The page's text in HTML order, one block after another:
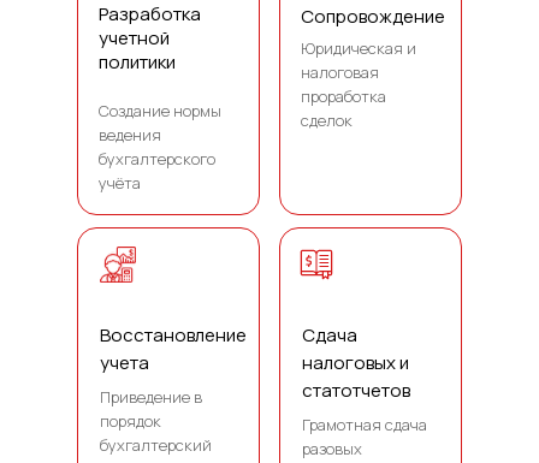
Разработка
учетной
политики
Сопровождение
Создание нормы
ведения
бухгалтерского
учёта
Юридическая и
налоговая
проработка
сделок
Восстановление
учета
Сдача
налоговых и
статотчетов
Приведение в
порядок
бухгалтерский
Грамотная сдача
разовых
Получите на
аутсорсинг
бухгалтерских услуг